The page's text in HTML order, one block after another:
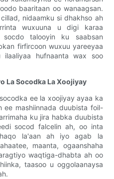
baaritaan oo wanaagsan.
nidaamku si dhakhso ah
wuxuuna u digi karaa
socdo talooyin ku saabsan
firfircoon wuxuu yareeyaa
hufnaanta wax soo
La Socodka La Xoojiyay
ee la xoojiyay ayaa ka
ee mashiinnada duubista foil-
ku jira habka duubista
socod falcelin ah, oo inta
la'aan ah iyo agab la
maanta, ogaanshaha
waqtiga-dhabta ah oo
taasoo u oggolaanaysa